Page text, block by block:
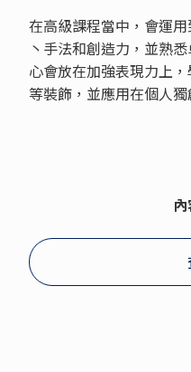
在高級課程當中，會運
丶手法和創造力，並熟
心會放在加強表現力上
等裝飾，並應用在個人獨